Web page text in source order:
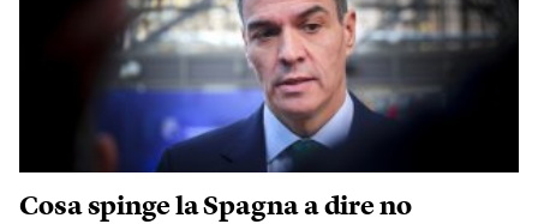
Cosa spinge la Spagna a dire no